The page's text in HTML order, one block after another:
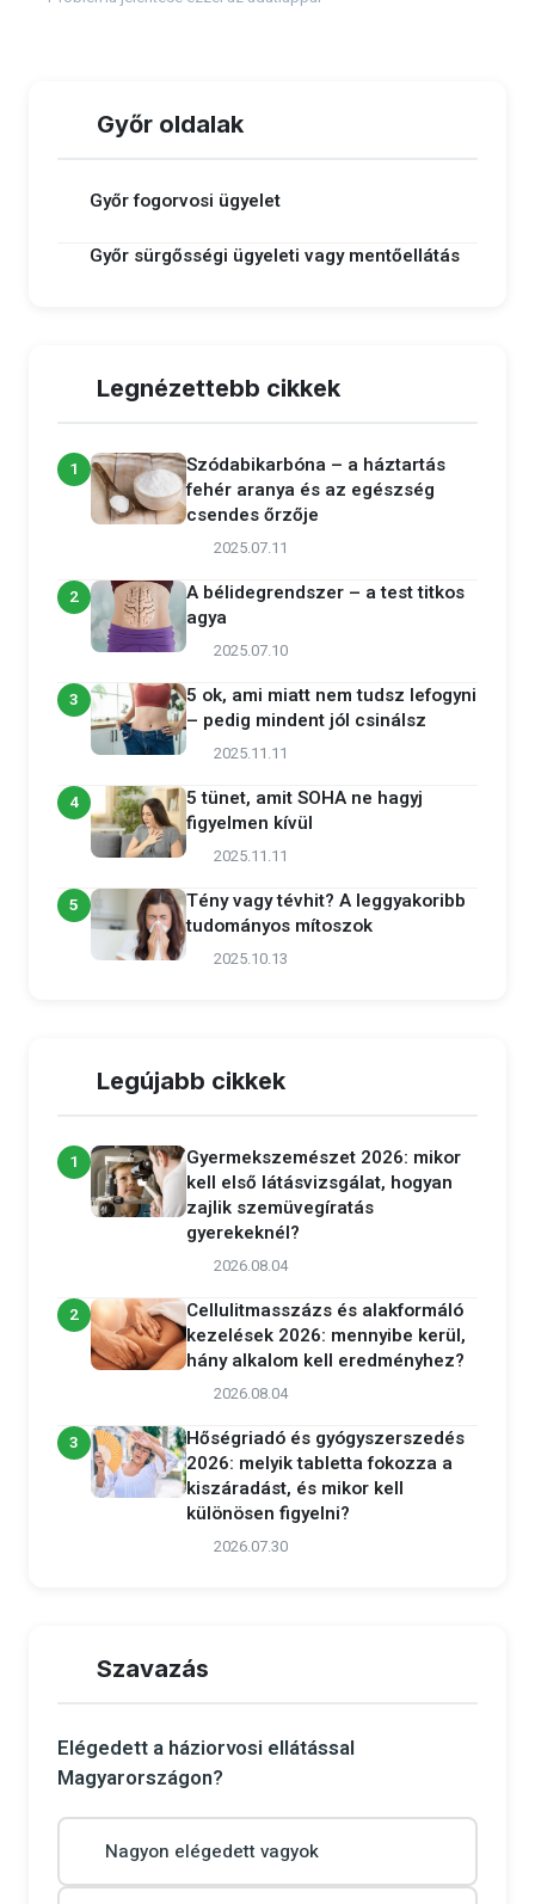
Győr oldalak
Győr fogorvosi ügyelet
Győr sürgősségi ügyeleti vagy mentőellátás
Legnézettebb cikkek
1
Szódabikarbóna – a háztartás
fehér aranya és az egészség
csendes őrzője
2025.07.11
2
A bélidegrendszer – a test titkos
agya
2025.07.10
3
5 ok, ami miatt nem tudsz lefogyni
– pedig mindent jól csinálsz
2025.11.11
4
5 tünet, amit SOHA ne hagyj
figyelmen kívül
2025.11.11
5
Tény vagy tévhit? A leggyakoribb
tudományos mítoszok
2025.10.13
Legújabb cikkek
1
Gyermekszemészet 2026: mikor
kell első látásvizsgálat, hogyan
zajlik szemüvegíratás
gyerekeknél?
2026.08.04
2
Cellulitmasszázs és alakformáló
kezelések 2026: mennyibe kerül,
hány alkalom kell eredményhez?
2026.08.04
3
Hőségriadó és gyógyszerszedés
2026: melyik tabletta fokozza a
kiszáradást, és mikor kell
különösen figyelni?
2026.07.30
Szavazás
Elégedett a háziorvosi ellátással
Magyarországon?
Nagyon elégedett vagyok